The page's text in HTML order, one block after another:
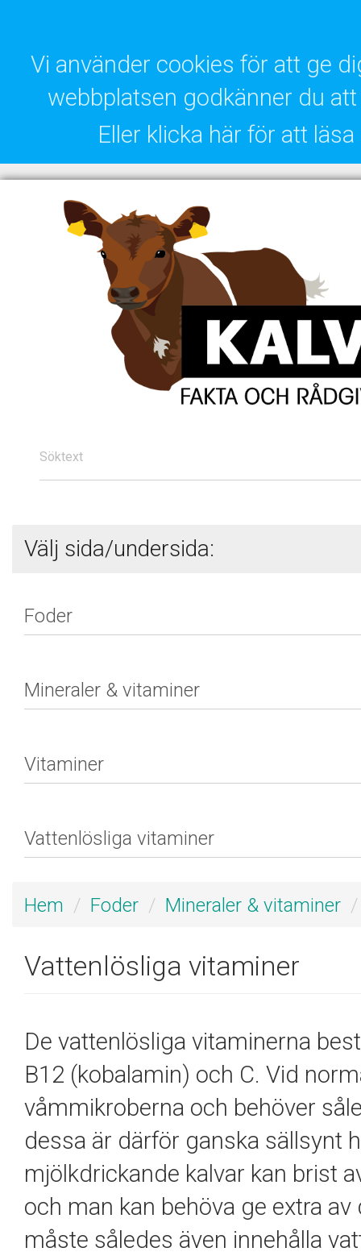
Vi använder cookies för att ge
webbplatsen godkänner du
Eller klicka här för att
Söktext
Välj sida/undersida:
Hem Foder Mineraler & vitaminer
Vattenlösliga vitaminer
De vattenlösliga vitaminerna
B12 (kobalamin) och C. Vid
våmmikroberna och behöver
dessa är därför ganska sällsynt
mjölkdrickande kalvar kan brist
och man kan behöva ge extra
måste således även innehålla